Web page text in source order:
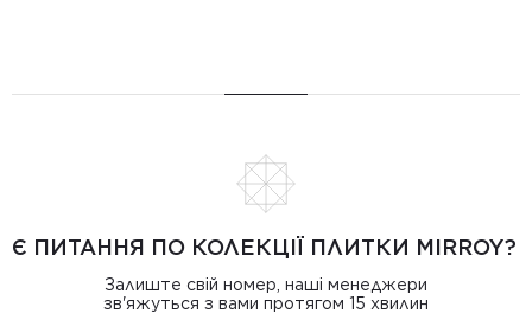
Є ПИТАННЯ ПО КОЛЕКЦІЇ ПЛИТКИ MIRROY?
Залиште свій номер, наші менеджери
зв'яжуться з вами протягом 15 хвилин